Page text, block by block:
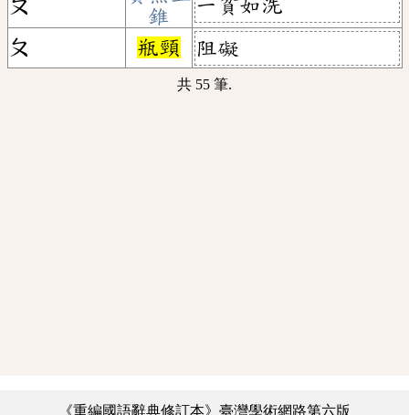
ㄆ
錐
一貧如洗
ㄆ
瓶頸 阻礙
共 55 筆.
《重編國語辭典修訂本》臺灣學術網路第六版